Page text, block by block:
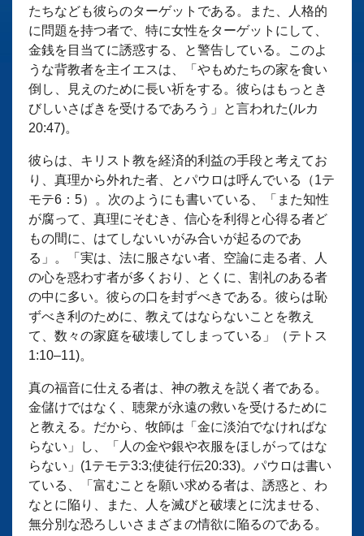
たちなども彼らのターゲットである。また、人格的
に問題を持つ者で、特に女性をターゲットにして、
金銭を目当てに誘惑する、と警告している。このよ
うな背教者を主イエスは、「やもめたちの家を食い
倒し、見えのために長い祈をする。彼らはもっとき
びしいさばきを受けるであろう」と言われた(ルカ
20:47)。
彼らは、キリスト教を経済的利益の手段と考えてお
り、真理から外れた者、とパウロは呼んでいる（1テ
モテ6：5）。次のようにも書いている、「また知性
が腐って、真理にそむき、信心を利得と心得る者ど
もの間に、はてしないいがみ合いが起るのであ
る」。「実は、法に服さない者、空論に走る者、人
の心を惑わす者が多くおり、とくに、割礼のある者
の中に多い。彼らの口を封ずべきである。彼らは恥
ずべき利のために、教えてはならないことを教え
て、数々の家庭を破壊してしまっている」（テトス
1:10–11)。
真の福音に仕える者は、神の教えを説く者である。
金儲けではなく、聴衆が永遠の救いを受けるために
と教える。だから、牧師は「金に淡泊でなければな
らない」し、「人の金や銀や衣服をほしがってはな
らない」(1テモテ3:3;使徒行伝20:33)。パウロは書い
ている、「富むことを願い求める者は、誘惑と、わ
なとに陥り、また、人を滅びと破壊とに沈ませる、
無分別な恐ろしいさまざまの情欲に陥るのである。